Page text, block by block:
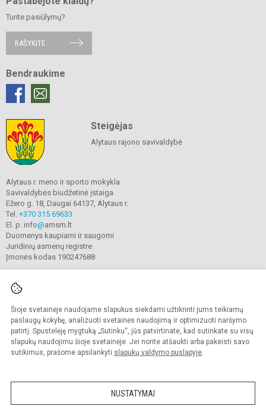
Šioje svetainėje naudojame slapukus siekdami užtikrinti jums teikiamų
paslaugų kokybę, analizuoti svetainės naudojimą ir optimizuoti naršymo
patirtį. Spustelėję mygtuką „Sutinku“, jūs patvirtinate, kad sutinkate su visų
slapukų naudojimu šioje svetainėje. Jei norite atšaukti arba pakeisti savo
sutikimus, prašome apsilankyti slapukų valdymo puslapyje.
NUSTATYMAI
Turite pasiūlymų?
RAŠYKITE
Bendraukime
Steigėjas
Alytaus rajono savivaldybė
Alytaus r. meno ir sporto mokykla
Savivaldybės biudžetinė įstaiga
Ežero g. 18, Daugai 64137, Alytaus r.
Tel. +370 315 69633
El. p. info@amsm.lt
Duomenys kaupiami ir saugomi
Juridinių asmenų registre
Įmonės kodas 190247688
© 2020. Alytaus r. meno ir sporto mokykla. Visos teisės saugomos.
Kopijuoti turinį be raštiško mokyklos sutikimo griežtai draudžiama.
Prieinamumo paraiška Slapukų valdymas
Sumanus būdas atnaujinti